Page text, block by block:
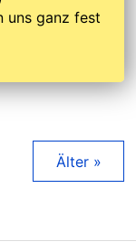
uns ganz fest
Älter »